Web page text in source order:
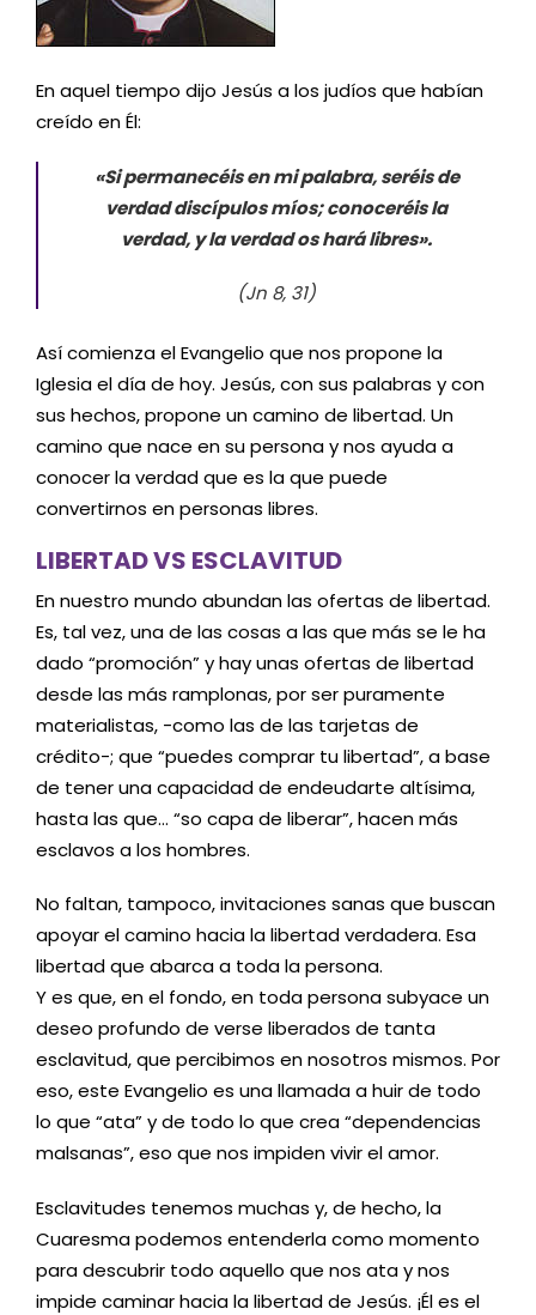
En aquel tiempo dijo Jesús a los judíos que habían
creído en Él:
«Si permanecéis en mi palabra, seréis de
verdad discípulos míos; conoceréis la
verdad, y la verdad os hará libres».
(Jn 8, 31)
Así comienza el Evangelio que nos propone la
Iglesia el día de hoy. Jesús, con sus palabras y con
sus hechos, propone un camino de libertad. Un
camino que nace en su persona y nos ayuda a
conocer la verdad que es la que puede
convertirnos en personas libres.
LIBERTAD VS ESCLAVITUD
En nuestro mundo abundan las ofertas de libertad.
Es, tal vez, una de las cosas a las que más se le ha
dado “promoción” y hay unas ofertas de libertad
desde las más ramplonas, por ser puramente
materialistas, -como las de las tarjetas de
crédito-; que “puedes comprar tu libertad”, a base
de tener una capacidad de endeudarte altísima,
hasta las que… “so capa de liberar”, hacen más
esclavos a los hombres.
No faltan, tampoco, invitaciones sanas que buscan
apoyar el camino hacia la libertad verdadera. Esa
libertad que abarca a toda la persona.
Y es que, en el fondo, en toda persona subyace un
deseo profundo de verse liberados de tanta
esclavitud, que percibimos en nosotros mismos. Por
eso, este Evangelio es una llamada a huir de todo
lo que “ata” y de todo lo que crea “dependencias
malsanas”, eso que nos impiden vivir el amor.
Esclavitudes tenemos muchas y, de hecho, la
Cuaresma podemos entenderla como momento
para descubrir todo aquello que nos ata y nos
impide caminar hacia la libertad de Jesús. ¡Él es el